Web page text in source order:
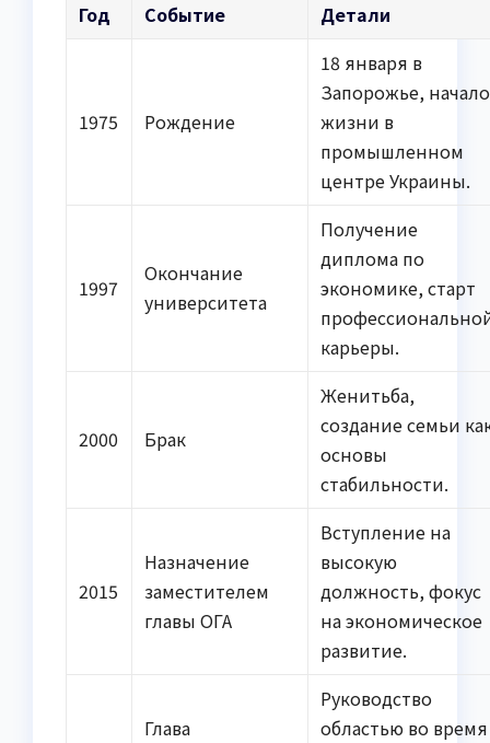
Год Событие Детали
1975 Рождение
18 января в
Запорожье, начало
жизни в
промышленном
центре Украины.
1997
Окончание
университета
Получение
диплома по
экономике, старт
карьеры.
2000 Брак
Женитьба,
создание семьи
основы
стабильности.
2015
Назначение
заместителем
главы ОГА
Вступление на
высокую
должность, фокус
на экономическое
развитие.
Глава
Руководство
областью во время